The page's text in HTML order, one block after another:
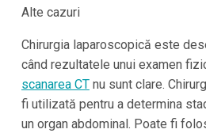
Alte cazuri
Chirurgia laparoscopică este
când rezultatele unui examen
scanarea CTnu sunt clare.
fi utilizată pentru a determina
un organ abdominal. Poate fi